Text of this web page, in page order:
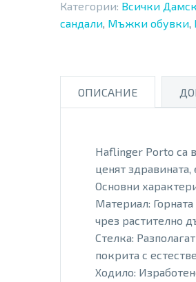
Категории: Всички
сандали, Мъжки обувки,
ОПИСАНИЕ
Haflinger Porto са
ценят
Основни
Материал:
чрез растително
Стелка:
покрита с
Ходило: